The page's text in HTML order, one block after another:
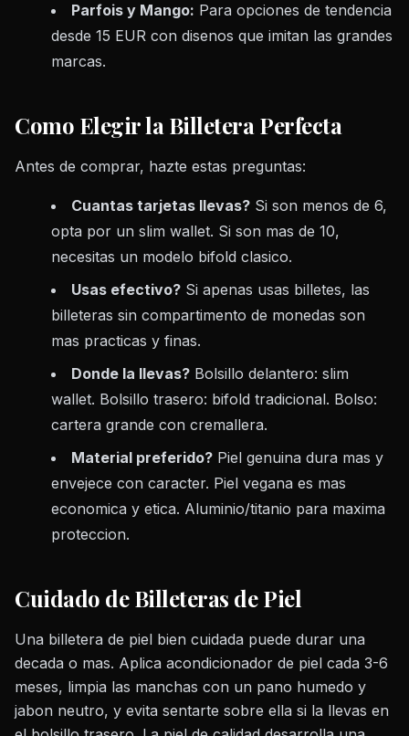
Parfois y Mango: Para opciones de tendencia
desde 15 EUR con disenos que imitan las grandes
marcas.
Como Elegir la Billetera Perfecta
Antes de comprar, hazte estas preguntas:
Cuantas tarjetas llevas? Si son menos de 6,
opta por un slim wallet. Si son mas de 10,
necesitas un modelo bifold clasico.
Usas efectivo? Si apenas usas billetes, las
billeteras sin compartimento de monedas son
mas practicas y finas.
Donde la llevas? Bolsillo delantero: slim
wallet. Bolsillo trasero: bifold tradicional. Bolso:
cartera grande con cremallera.
Material preferido? Piel genuina dura mas y
envejece con caracter. Piel vegana es mas
economica y etica. Aluminio/titanio para maxima
proteccion.
Cuidado de Billeteras de Piel
Una billetera de piel bien cuidada puede durar una
decada o mas. Aplica acondicionador de piel cada 3-6
meses, limpia las manchas con un pano humedo y
jabon neutro, y evita sentarte sobre ella si la llevas en